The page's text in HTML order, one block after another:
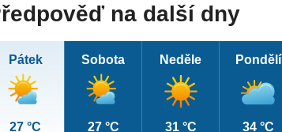
na další dny
Pátek
27 °C
Sobota
27 °C
Neděle
31 °C
Pondělí
34 °C